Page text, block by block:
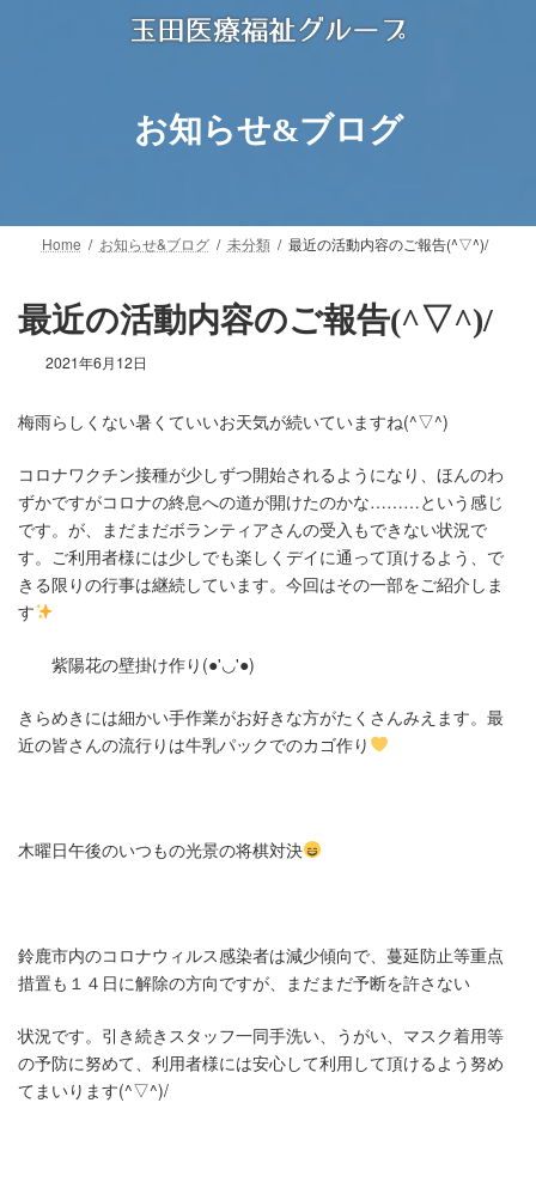
お知らせ&ブログ
Home お知らせ&ブログ 未分類 最近の活動内容のご報告(^▽^)/
最近の活動内容のご報告(^▽^)/
2021年6月12日
梅雨らしくない暑くていいお天気が続いていますね(^▽^)
コロナワクチン接種が少しずつ開始されるようになり、ほんのわ
ずかですがコロナの終息への道が開けたのかな………という感じ
です。が、まだまだボランティアさんの受入もできない状況で
す。ご利用者様には少しでも楽しくデイに通って頂けるよう、で
きる限りの行事は継続しています。今回はその一部をご紹介しま
す
紫陽花の壁掛け作り(●'◡'●)
きらめきには細かい手作業がお好きな方がたくさんみえます。最
近の皆さんの流行りは牛乳パックでのカゴ作り
木曜日午後のいつもの光景の将棋対決
鈴鹿市内のコロナウィルス感染者は減少傾向で、蔓延防止等重点
措置も１４日に解除の方向ですが、まだまだ予断を許さない
状況です。引き続きスタッフ一同手洗い、うがい、マスク着用等
の予防に努めて、利用者様には安心して利用して頂けるよう努め
てまいります(^▽^)/